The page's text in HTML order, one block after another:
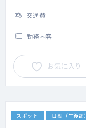
交通費
勤務内容
お気に入り
スポット 日勤（午後診）